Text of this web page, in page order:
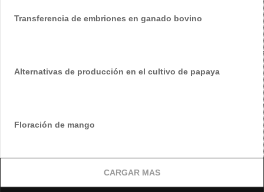
Transferencia de embriones en ganado bovino
Alternativas de producción en el cultivo de papaya
Floración de mango
CARGAR MAS